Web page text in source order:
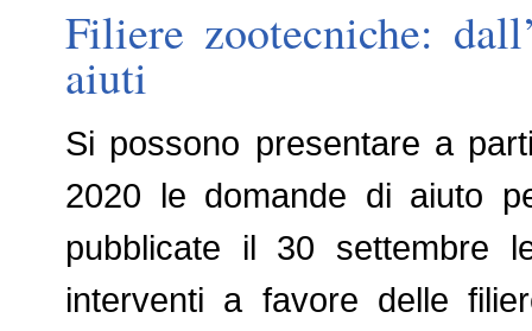
Filiere zootecniche:
aiuti
Si possono presentare a
2020 le domande di aiuto
pubblicate il 30 settembre
interventi a favore delle